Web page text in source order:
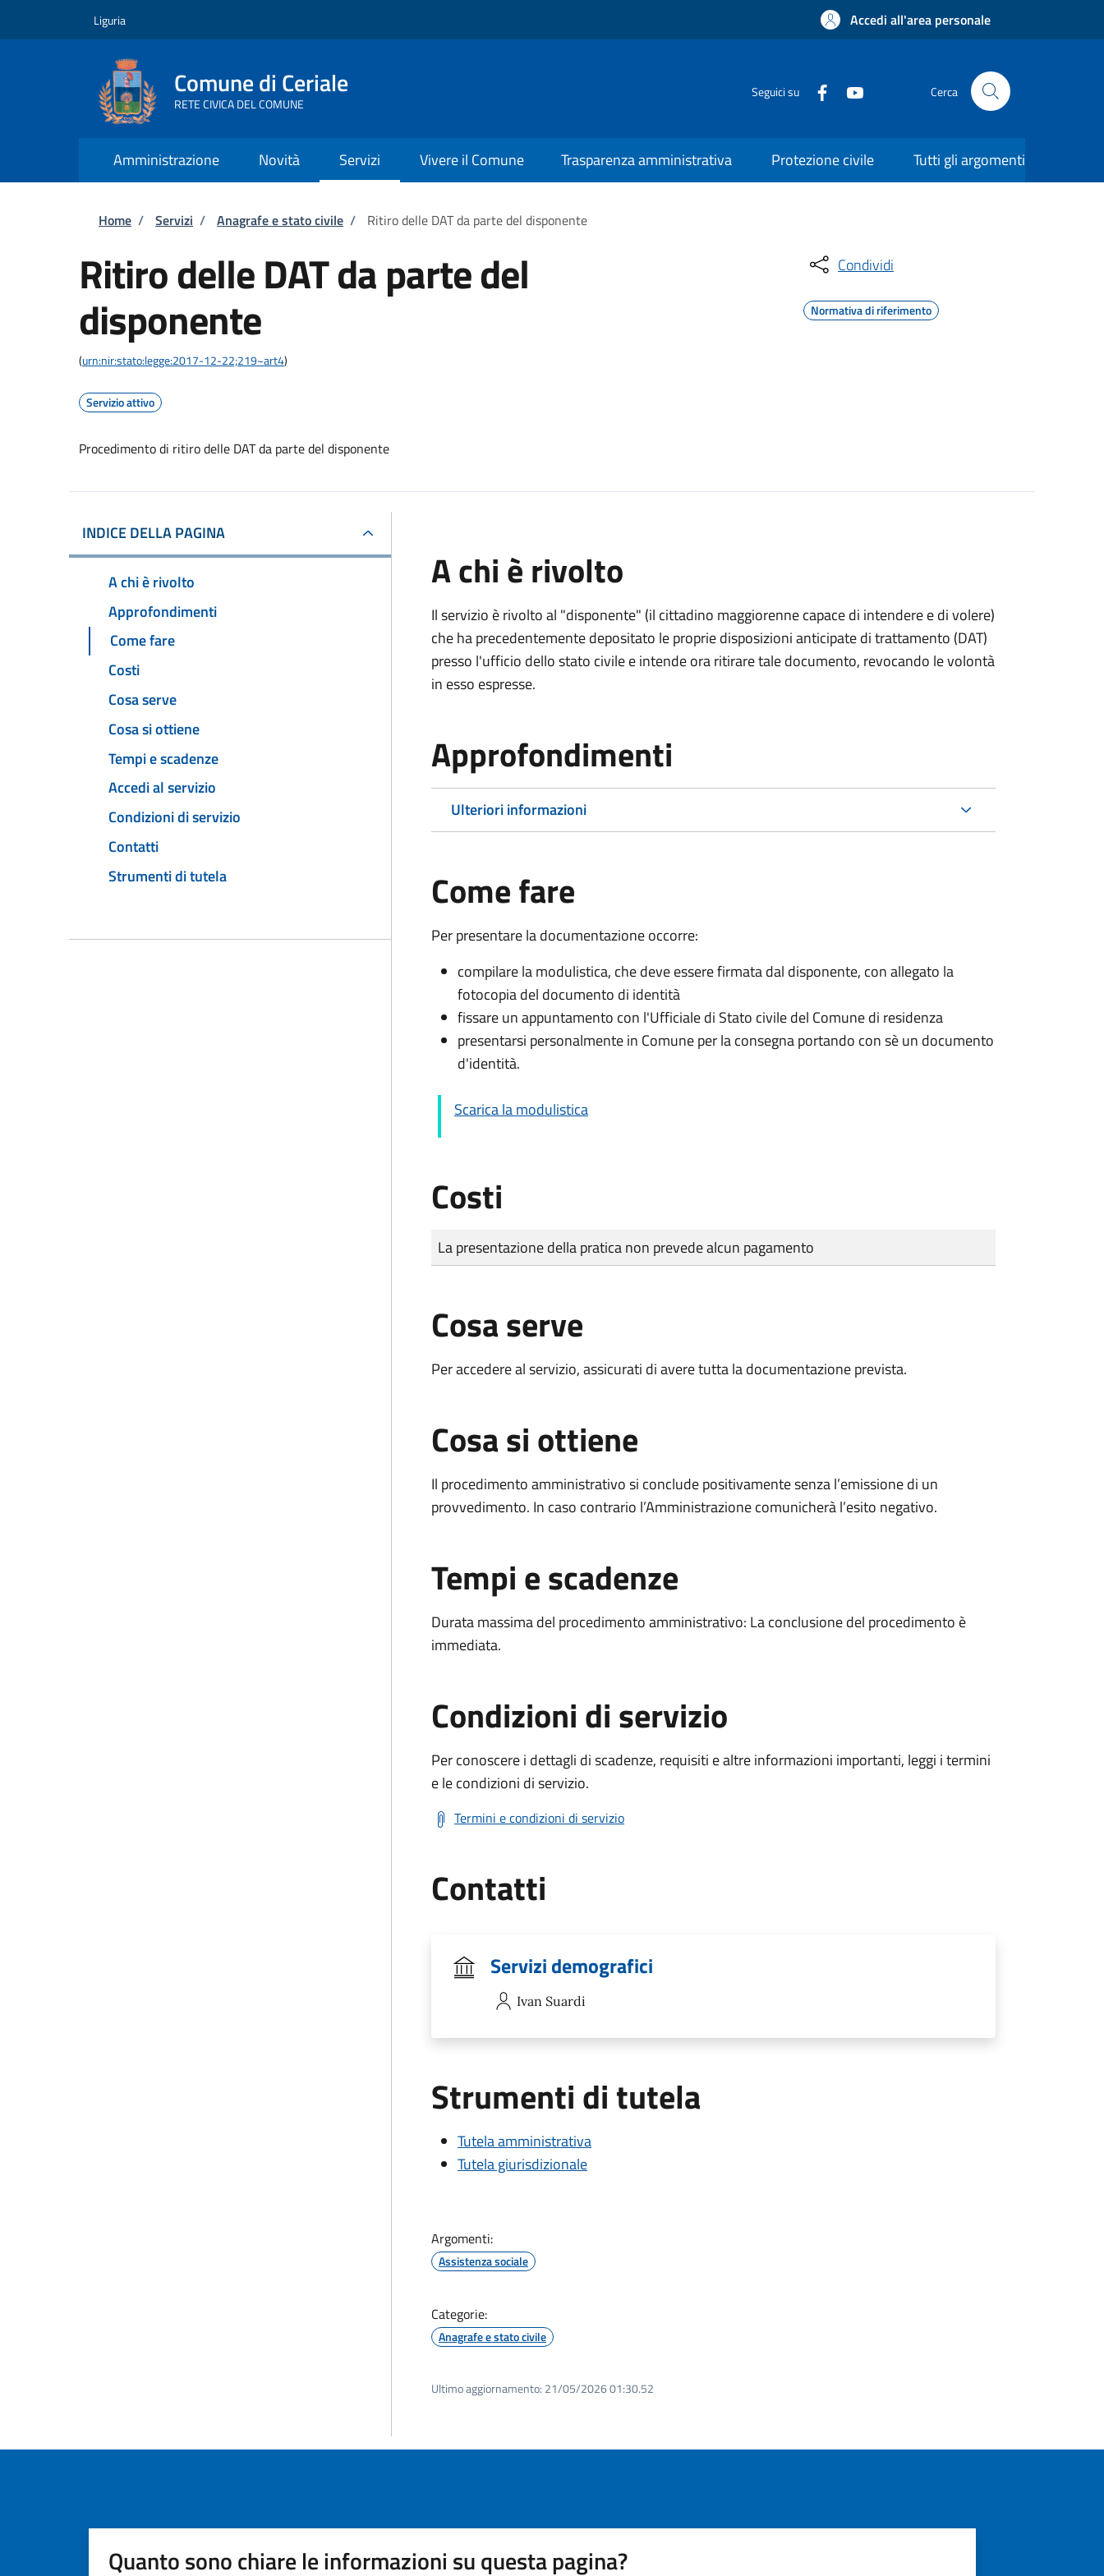
Liguria Accedi all'area personale
Comune di Ceriale
RETE CIVICA DEL COMUNE
Seguici su Cerca
Amministrazione Novità Servizi Vivere il Comune Trasparenza amministrativa Protezione civile Tutti gli argomenti
Briciole di pane
Home / Servizi / Anagrafe e stato civile / Ritiro delle DAT da parte del disponente
Ritiro delle DAT da parte del
disponente
(urn:nir:stato:legge:2017-12-22;219~art4)
Servizio attivo
Procedimento di ritiro delle DAT da parte del disponente
Condividi
Normativa di riferimento
INDICE DELLA PAGINA
A chi è rivolto
Approfondimenti
Come fare
Costi
Cosa serve
Cosa si ottiene
Tempi e scadenze
Accedi al servizio
Condizioni di servizio
Contatti
Strumenti di tutela
A chi è rivolto
Il servizio è rivolto al "disponente" (il cittadino maggiorenne capace di intendere e di volere)
che ha precedentemente depositato le proprie disposizioni anticipate di trattamento (DAT)
presso l'ufficio dello stato civile e intende ora ritirare tale documento, revocando le volontà
in esso espresse.
Approfondimenti
Ulteriori informazioni
Come fare
Per presentare la documentazione occorre:
compilare la modulistica, che deve essere firmata dal disponente, con allegato la
fotocopia del documento di identità
fissare un appuntamento con l'Ufficiale di Stato civile del Comune di residenza
presentarsi personalmente in Comune per la consegna portando con sè un documento
d'identità.
Scarica la modulistica
Costi
Tipo di pagamento
Importo
La presentazione della pratica non prevede alcun pagamento
Cosa serve
Per accedere al servizio, assicurati di avere tutta la documentazione prevista.
Cosa si ottiene
Il procedimento amministrativo si conclude positivamente senza l’emissione di un
provvedimento. In caso contrario l’Amministrazione comunicherà l’esito negativo.
Tempi e scadenze
Durata massima del procedimento amministrativo: La conclusione del procedimento è
immediata.
Condizioni di servizio
Per conoscere i dettagli di scadenze, requisiti e altre informazioni importanti, leggi i termini
e le condizioni di servizio.
Termini e condizioni di servizio
Contatti
Servizi demografici
Ivan Suardi
Strumenti di tutela
Tutela amministrativa
Tutela giurisdizionale
Argomenti:
Assistenza sociale
Categorie:
Anagrafe e stato civile
Ultimo aggiornamento: 21/05/2026 01:30.52
Quanto sono chiare le informazioni su questa pagina?